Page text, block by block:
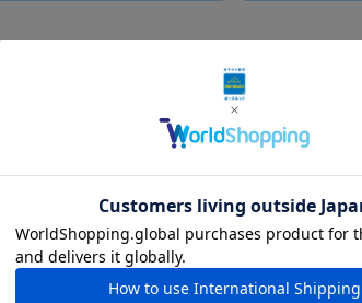
Amazonアカウントをご利用の
を利用し会員登録されたお客様はAmazonのID・